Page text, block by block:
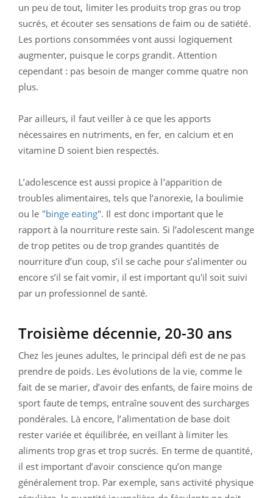
un peu de tout, limiter les produits trop gras ou trop
sucrés, et écouter ses sensations de faim ou de satiété.
Les portions consommées vont aussi logiquement
augmenter, puisque le corps grandit. Attention
cependant : pas besoin de manger comme quatre non
plus.
Par ailleurs, il faut veiller à ce que les apports
nécessaires en nutriments, en fer, en calcium et en
vitamine D soient bien respectés.
L’adolescence est aussi propice à l’apparition de
troubles alimentaires, tels que l’anorexie, la boulimie
ou le "binge eating". Il est donc important que le
rapport à la nourriture reste sain. Si l’adolescent mange
de trop petites ou de trop grandes quantités de
nourriture d’un coup, s’il se cache pour s’alimenter ou
encore s’il se fait vomir, il est important qu'il soit suivi
par un professionnel de santé.
Troisième décennie, 20-30 ans
Chez les jeunes adultes, le principal défi est de ne pas
prendre de poids. Les évolutions de la vie, comme le
fait de se marier, d’avoir des enfants, de faire moins de
sport faute de temps, entraîne souvent des surcharges
pondérales. Là encore, l’alimentation de base doit
rester variée et équilibrée, en veillant à limiter les
aliments trop gras et trop sucrés. En terme de quantité,
il est important d’avoir conscience qu’on mange
généralement trop. Par exemple, sans activité physique